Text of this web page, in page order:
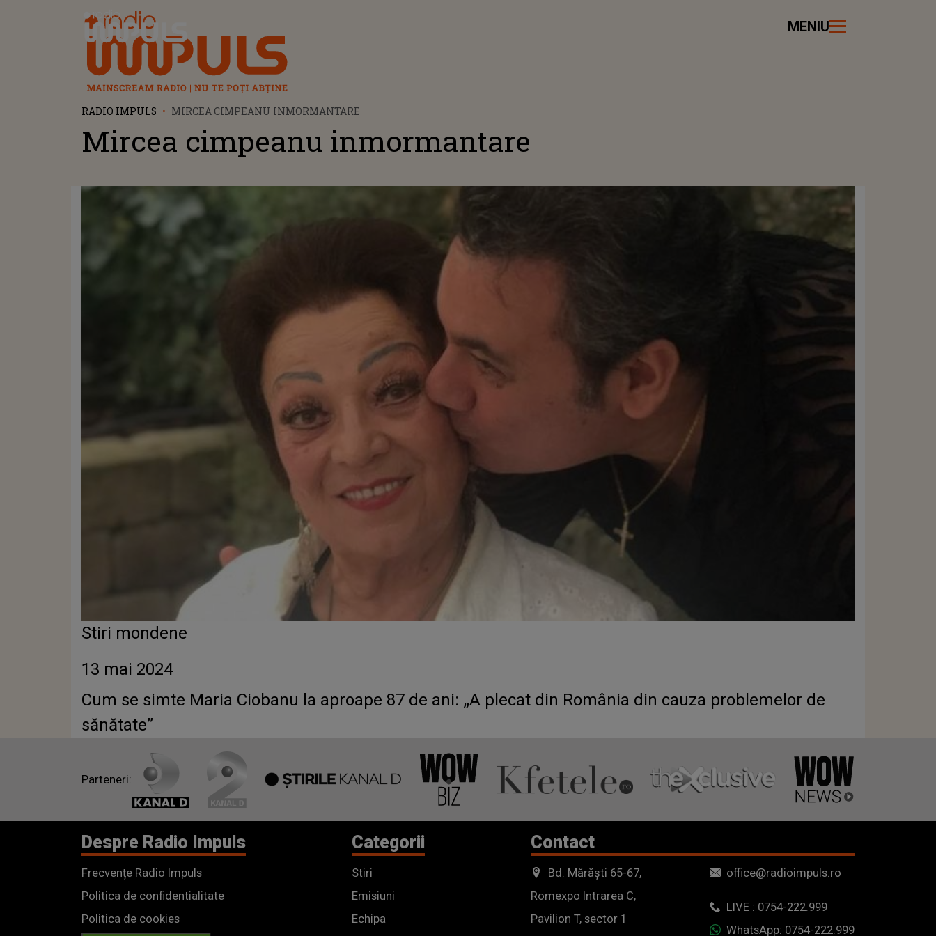
Radio Impuls MENIU
RADIO IMPULS MIRCEA CIMPEANU INMORMANTARE
Mircea cimpeanu inmormantare
Stiri mondene
13 mai 2024
Cum se simte Maria Ciobanu la aproape 87 de ani: „A plecat din România din cauza problemelor de
sănătate”
Parteneri:
Despre Radio Impuls
Frecvențe Radio Impuls
Politica de confidentialitate
Politica de cookies
Categorii
Stiri
Emisiuni
Echipa
Contact
Bd. Mărăști 65-67,
Romexpo Intrarea C,
Pavilion T, sector 1
office@radioimpuls.ro
LIVE : 0754-222.999
WhatsApp: 0754-222.999